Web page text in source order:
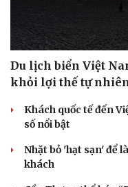
Du lịch biển Việt
khỏi lợi thế tự nhiên
Khách quốc tế đến
số nổi bật
Nhặt bỏ 'hạt sạn' để
khách